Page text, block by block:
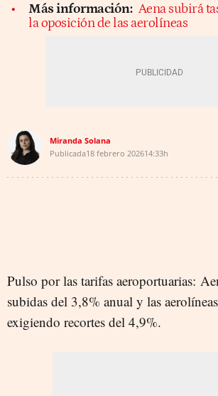
Más información: Aena subirá
la oposición de las aerolíneas
Miranda Solana
Publicada18 febrero 202614:33h
Pulso por las tarifas aeroportuarias:
subidas del 3,8% anual y las
exigiendo recortes del 4,9%.